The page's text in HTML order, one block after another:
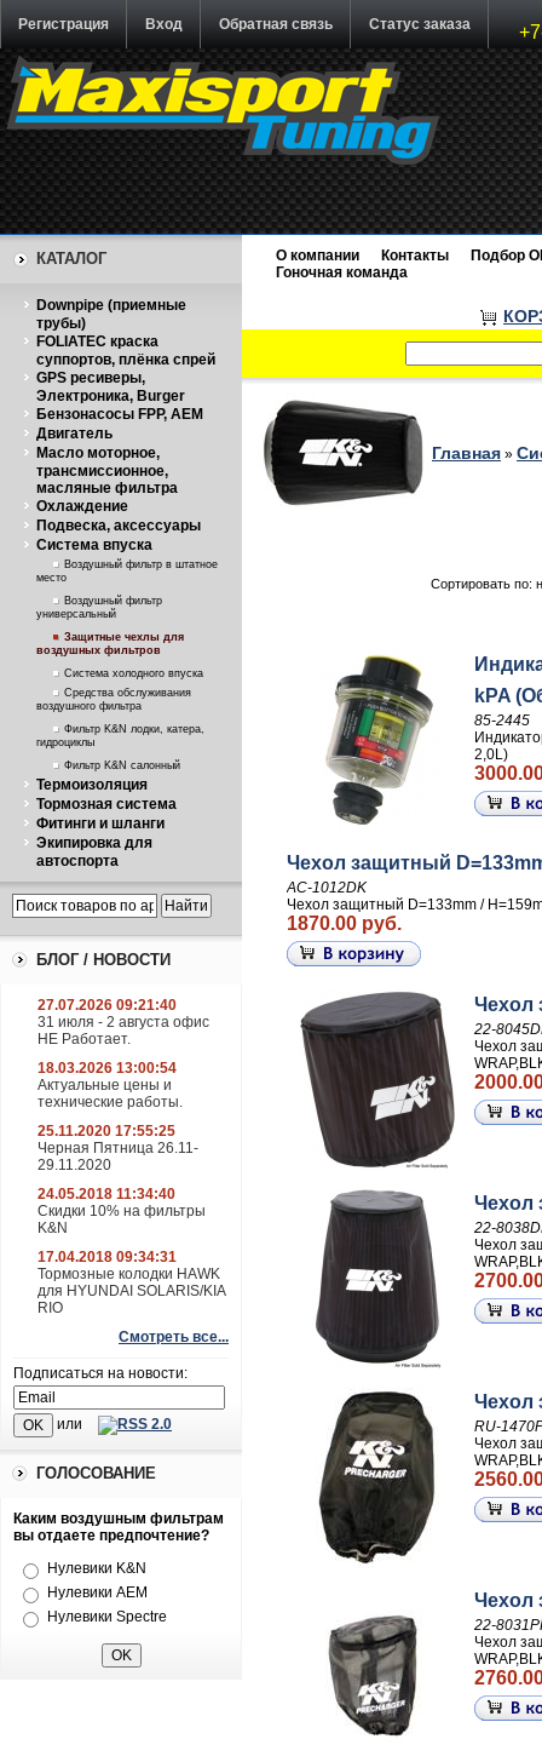
Регистрация Вход Обратная связь Статус заказа
КАТАЛОГ
Downpipe (приемные
трубы)
FOLIATEC краска
суппортов, плёнка спрей
GPS ресиверы,
Электроника, Burger
Бензонасосы FPP, AEM
Двигатель
Масло моторное,
трансмиссионное,
масляные фильтра
Охлаждение
Подвеска, аксессуары
Система впуска
Воздушный фильтр в штатное
место
Воздушный фильтр
универсальный
Защитные чехлы для
воздушных фильтров
Система холодного впуска
Средства обслуживания
воздушного фильтра
Фильтр K&N лодки, катера,
гидроциклы
Фильтр K&N салонный
Термоизоляция
Тормозная система
Фитинги и шланги
Экипировка для
автоспорта
БЛОГ / НОВОСТИ
27.07.2026 09:21:40
31 июля - 2 августа офис
НЕ Работает.
18.03.2026 13:00:54
Актуальные цены и
технические работы.
25.11.2020 17:55:25
Черная Пятница 26.11-
29.11.2020
24.05.2018 11:34:40
Скидки 10% на фильтры
K&N
17.04.2018 09:34:31
Тормозные колодки HAWK
для HYUNDAI SOLARIS/KIA
RIO
Смотреть все...
Подписаться на новости:
или
ГОЛОСОВАНИЕ
Каким воздушным фильтрам
вы отдаете предпочтение?
Нулевики K&N
Нулевики AEM
Нулевики Spectre
О компании Контакты
Подбор
Гоночная команда
Главная »
Сортировать по:
kPA
85-2445
2,0L)
Чехол защитный
AC-1012DK
Чехол защитный D=133mm /
1870.00 руб.
Чехол
22-
Чехол
Чехол
22-
Чехол
Чехол
RU-
Чехол
Чехол
22-
Чехол